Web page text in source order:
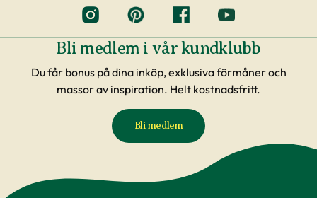
Bli medlem i vår kundklubb
Du får bonus på dina inköp, exklusiva förmåner och
massor av inspiration. Helt kostnadsfritt.
Bli medlem